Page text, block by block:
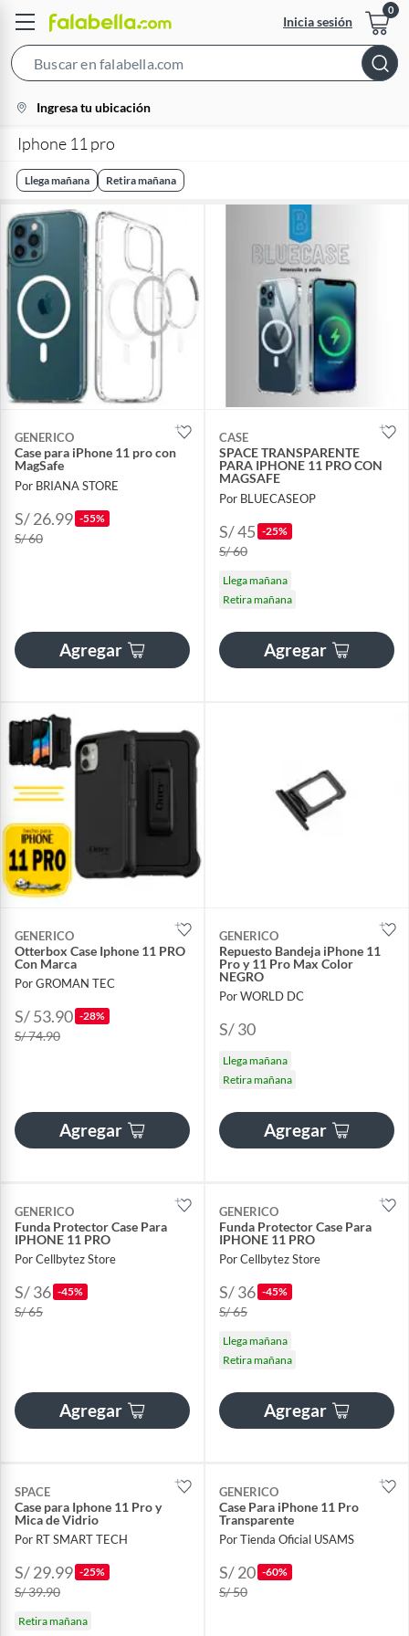
Inicia sesión
Bar
location-
icon
Ingresa tu ubicación
Iphone 11 pro
Llega mañana Retira mañana
GENERICO
Case para iPhone 11 pro con
MagSafe
Por BRIANA STORE
S/ 26.99 -55%
S/ 60
Agregar
CASE
SPACE TRANSPARENTE
PARA IPHONE 11 PRO CON
MAGSAFE
Por BLUECASEOP
S/ 45 -25%
S/ 60
Llega mañana
Retira mañana
Agregar
GENERICO
Otterbox Case Iphone 11 PRO
Con Marca
Por GROMAN TEC
S/ 53.90 -28%
S/ 74.90
Agregar
GENERICO
Repuesto Bandeja iPhone 11
Pro y 11 Pro Max Color
NEGRO
Por WORLD DC
S/ 30
Llega mañana
Retira mañana
Agregar
GENERICO
Funda Protector Case Para
IPHONE 11 PRO
Por Cellbytez Store
S/ 36 -45%
S/ 65
Agregar
GENERICO
Funda Protector Case Para
IPHONE 11 PRO
Por Cellbytez Store
S/ 36 -45%
S/ 65
Llega mañana
Retira mañana
Agregar
SPACE
Case para Iphone 11 Pro y
Mica de Vidrio
Por RT SMART TECH
S/ 29.99 -25%
S/ 39.90
Retira mañana
GENERICO
Case Para iPhone 11 Pro
Transparente
Por Tienda Oficial USAMS
S/ 20 -60%
S/ 50